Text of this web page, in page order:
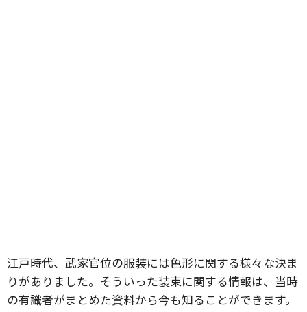
江戸時代、武家官位の服装には色形に関する様々な決ま
りがありました。そういった装束に関する情報は、当時
の有識者がまとめた資料から今も知ることができます。